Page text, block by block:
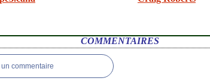
COMMENTAIRES
commentaire